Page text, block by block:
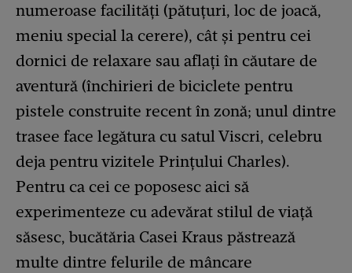
numeroase facilități (pătuțuri, loc de joacă,
meniu special la cerere), cât și pentru cei
dornici de relaxare sau aflați în căutare de
aventură (închirieri de biciclete pentru
pistele construite recent în zonă; unul dintre
trasee face legătura cu satul Viscri, celebru
deja pentru vizitele Prințului Charles).
Pentru ca cei ce poposesc aici să
experimenteze cu adevărat stilul de viață
săsesc, bucătăria Casei Kraus păstrează
multe dintre felurile de mâncare